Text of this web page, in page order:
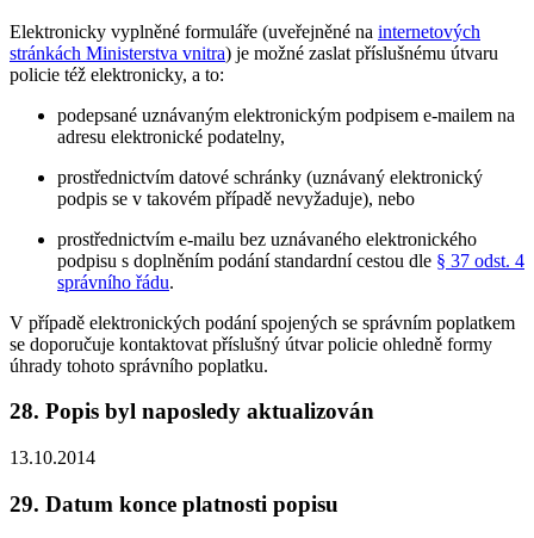
Elektronicky vyplněné formuláře (uveřejněné na internetových
stránkách Ministerstva vnitra) je možné zaslat příslušnému útvaru
policie též elektronicky, a to:
podepsané uznávaným elektronickým podpisem e-mailem na
adresu elektronické podatelny,
prostřednictvím datové schránky (uznávaný elektronický
podpis se v takovém případě nevyžaduje), nebo
prostřednictvím e-mailu bez uznávaného elektronického
podpisu s doplněním podání standardní cestou dle § 37 odst. 4
správního řádu.
V případě elektronických podání spojených se správním poplatkem
se doporučuje kontaktovat příslušný útvar policie ohledně formy
úhrady tohoto správního poplatku.
28. Popis byl naposledy aktualizován
13.10.2014
29. Datum konce platnosti popisu